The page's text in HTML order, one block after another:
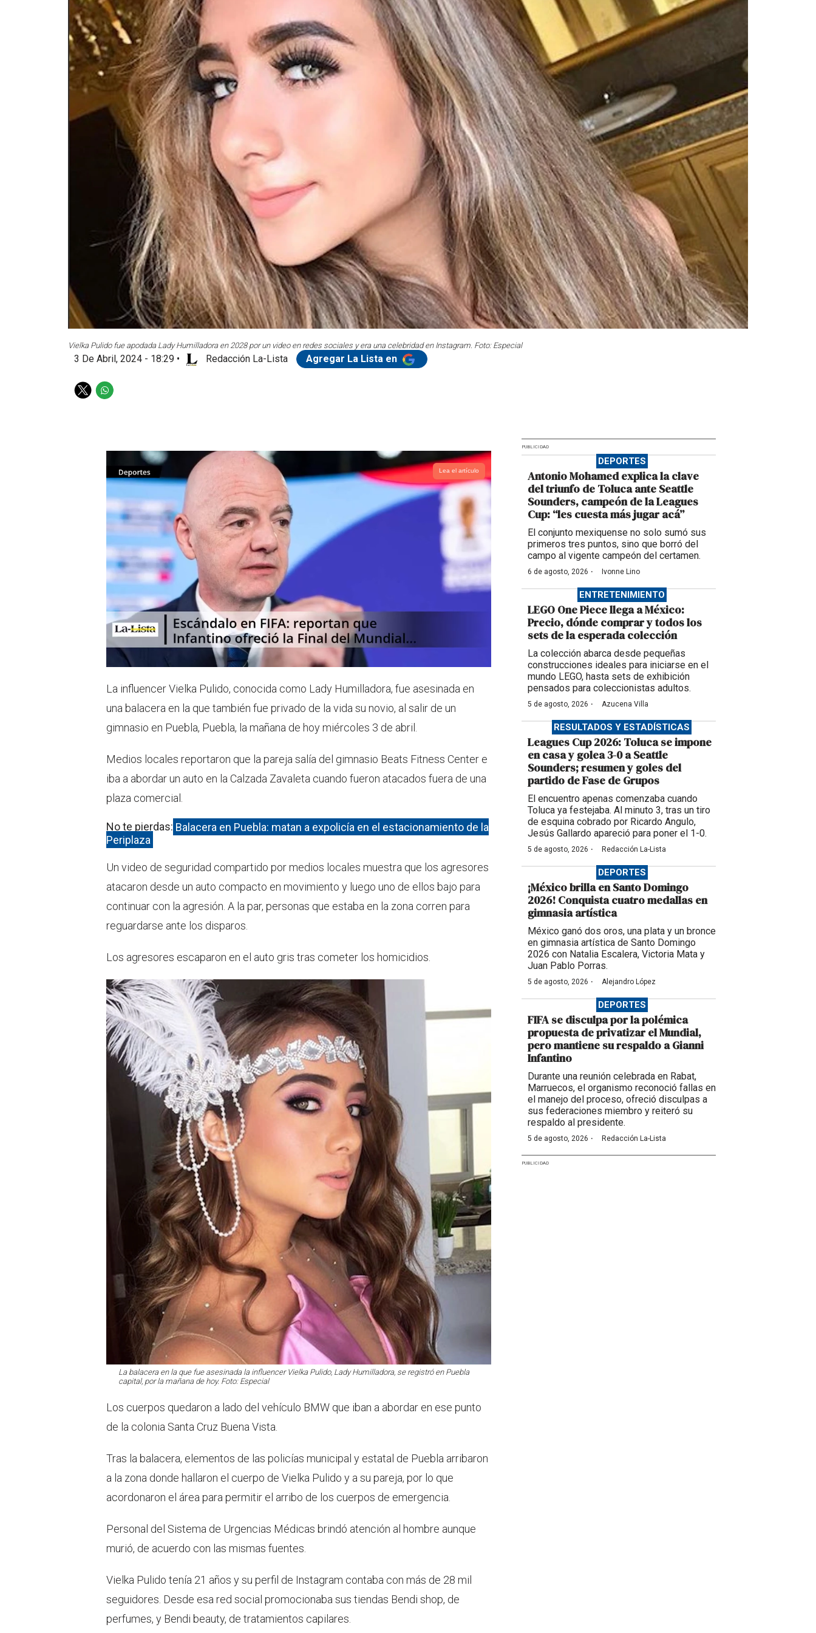
Vielka Pulido fue apodada Lady Humilladora en 2028 por un video en redes sociales y era una celebridad en Instagram. Foto: Especial
3 De Abril, 2024 - 18:29 • Redacción La-Lista Agregar La Lista en
T
W
p
Lea el artículo
La influencer Vielka Pulido, conocida como Lady Humilladora, fue asesinada en
una balacera en la que también fue privado de la vida su novio, al salir de un
gimnasio en Puebla, Puebla, la mañana de hoy miércoles 3 de abril.
Medios locales reportaron que la pareja salía del gimnasio Beats Fitness Center e
iba a abordar un auto en la Calzada Zavaleta cuando fueron atacados fuera de una
plaza comercial.
No te pierdas: Balacera en Puebla: matan a expolicía en el estacionamiento de la
Periplaza
Un video de seguridad compartido por medios locales muestra que los agresores
atacaron desde un auto compacto en movimiento y luego uno de ellos bajo para
continuar con la agresión. A la par, personas que estaba en la zona corren para
reguardarse ante los disparos.
Los agresores escaparon en el auto gris tras cometer los homicidios.
La balacera en la que fue asesinada la influencer Vielka Pulido, Lady Humilladora, se registró en Puebla
capital, por la mañana de hoy. Foto: Especial
Los cuerpos quedaron a lado del vehículo BMW que iban a abordar en ese punto
de la colonia Santa Cruz Buena Vista.
Tras la balacera, elementos de las policías municipal y estatal de Puebla arribaron
a la zona donde hallaron el cuerpo de Vielka Pulido y a su pareja, por lo que
acordonaron el área para permitir el arribo de los cuerpos de emergencia.
Personal del Sistema de Urgencias Médicas brindó atención al hombre aunque
murió, de acuerdo con las mismas fuentes.
Vielka Pulido tenía 21 años y su perfil de Instagram contaba con más de 28 mil
seguidores. Desde esa red social promocionaba sus tiendas Bendi shop, de
perfumes, y Bendi beauty, de tratamientos capilares.
PUBLICIDAD
DEPORTES
Antonio Mohamed explica la clave
del triunfo de Toluca ante Seattle
Sounders, campeón de la Leagues
Cup: “les cuesta más jugar acá”
El conjunto mexiquense no solo sumó sus
primeros tres puntos, sino que borró del
campo al vigente campeón del certamen.
6 de agosto, 2026 · Ivonne Lino
ENTRETENIMIENTO
LEGO One Piece llega a México:
Precio, dónde comprar y todos los
sets de la esperada colección
La colección abarca desde pequeñas
construcciones ideales para iniciarse en el
mundo LEGO, hasta sets de exhibición
pensados para coleccionistas adultos.
5 de agosto, 2026 · Azucena Villa
RESULTADOS Y ESTADÍSTICAS
Leagues Cup 2026: Toluca se impone
en casa y golea 3-0 a Seattle
Sounders; resumen y goles del
partido de Fase de Grupos
El encuentro apenas comenzaba cuando
Toluca ya festejaba. Al minuto 3, tras un tiro
de esquina cobrado por Ricardo Angulo,
Jesús Gallardo apareció para poner el 1-0.
5 de agosto, 2026 · Redacción La-Lista
DEPORTES
¡México brilla en Santo Domingo
2026! Conquista cuatro medallas en
gimnasia artística
México ganó dos oros, una plata y un bronce
en gimnasia artística de Santo Domingo
2026 con Natalia Escalera, Victoria Mata y
Juan Pablo Porras.
5 de agosto, 2026 · Alejandro López
DEPORTES
FIFA se disculpa por la polémica
propuesta de privatizar el Mundial,
pero mantiene su respaldo a Gianni
Infantino
Durante una reunión celebrada en Rabat,
Marruecos, el organismo reconoció fallas en
el manejo del proceso, ofreció disculpas a
sus federaciones miembro y reiteró su
respaldo al presidente.
5 de agosto, 2026 · Redacción La-Lista
PUBLICIDAD